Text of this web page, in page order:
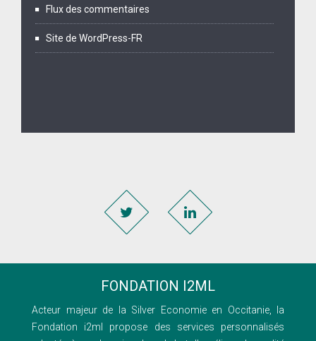
Flux des commentaires
Site de WordPress-FR
FONDATION I2ML
Acteur majeur de la Silver Economie en Occitanie, la
Fondation i2ml propose des services personnalisés